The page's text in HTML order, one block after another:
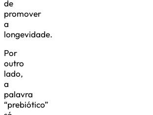
de
promover
a
longevidade.
Por
outro
lado,
a
palavra
“prebiótico”